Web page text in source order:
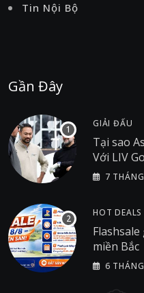
Tin Nội Bộ
Gần Đây
GIẢI ĐẤU
Tại sao
Với LIV
7
HOT DEALS
miền Bắc
6